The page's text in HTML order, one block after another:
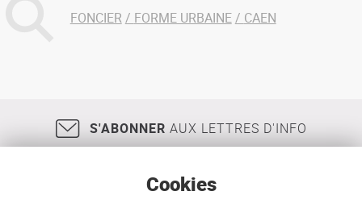
FONCIER FORME URBAINE CAEN
S'ABONNER AUX LETTRES D'INFO
Cookies